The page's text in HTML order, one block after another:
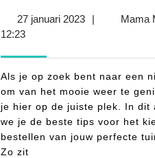
tips
het
kiezen
en
bestellen
27 januari 202327| Mama
12:23
Als je op zoek bent naar een
om van het mooie weer te
je hier op de juiste plek. In dit
we je de beste tips voor het
bestellen van jouw perfecte
Zo zit